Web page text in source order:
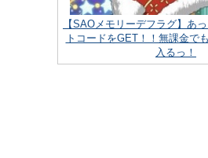
【SAOメモリーデフラグ】あ
トコードをGET！！無課金で
入るっ！